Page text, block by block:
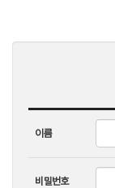
이름
비밀번호